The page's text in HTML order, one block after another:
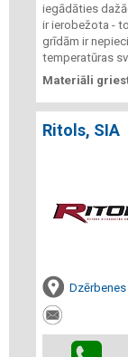
iegādāties
ir ierobežota -
grīdām ir
temperatūras
Materiāli
Ritols, SIA
Dzērbenes